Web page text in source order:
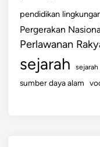
pendidikan
Pergerakan
Perlawanan
sejarah
sumber daya alam